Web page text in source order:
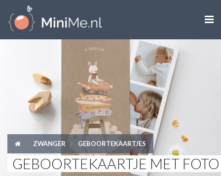

ZWANGER
KIND
LIFESTYLE
ZWANGER GEBOORTEKAARTJES
GEBOORTEKAARTJE MET